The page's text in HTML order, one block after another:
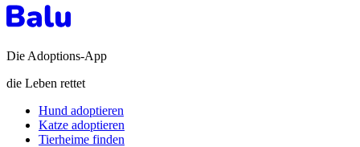
Die Adoptions-App
die Leben rettet
Hund adoptieren
Katze adoptieren
Tierheime finden